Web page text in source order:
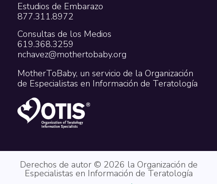
Estudios de Embarazo
877.311.8972
Consultas de los Medios
619.368.3259
nchavez@mothertobaby.org
MotherToBaby, un servicio de la Organización
de Especialistas en Información de Teratología
Derechos de autor © 2026 la Organización de
Especialistas en Información de Teratología